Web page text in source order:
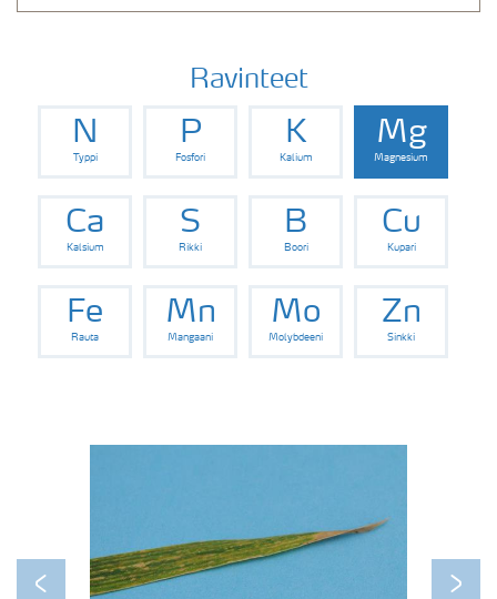
Ravinteet
N
Typpi
P
Fosfori
K
Kalium
Mg
Magnesium
Ca
Kalsium
S
Rikki
B
Boori
Cu
Kupari
Fe
Rauta
Mn
Mangaani
Mo
Molybdeeni
Zn
Sinkki